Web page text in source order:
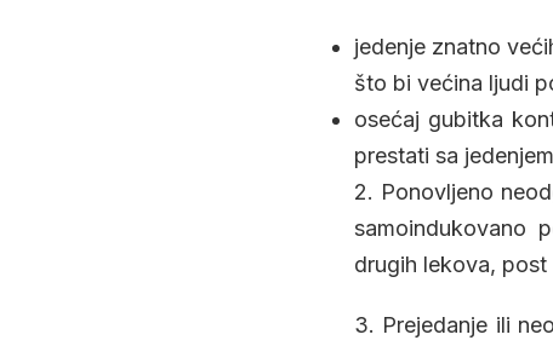
jedenje znatno
što bi većina ljudi
osećaj gubitka
prestati sa
2. Ponovljeno
samoindukovano
drugih lekova,
3. Prejedanje ili